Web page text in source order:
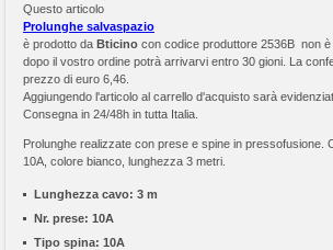
Questo articolo
Prolunghe salvaspazio
è prodotto da Bticino con codice produttore 2536B non è
dopo il vostro ordine potrà arrivarvi entro 30 gioni. La
prezzo di euro 6,46.
Aggiungendo l'articolo al carrello d'acquisto sarà
Consegna in 24/48h in tutta Italia.
Prolunghe realizzate con prese e spine in pressofusione.
10A, colore bianco, lunghezza 3 metri.
Lunghezza cavo: 3 m
Nr. prese: 10A
Tipo spina: 10A